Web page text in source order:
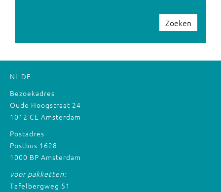
Zoeken
NL DE
Bezoekadres
Oude Hoogstraat 24
1012 CE Amsterdam
Postadres
Postbus 1628
1000 BP Amsterdam
voor pakketten:
Tafelbergweg 51